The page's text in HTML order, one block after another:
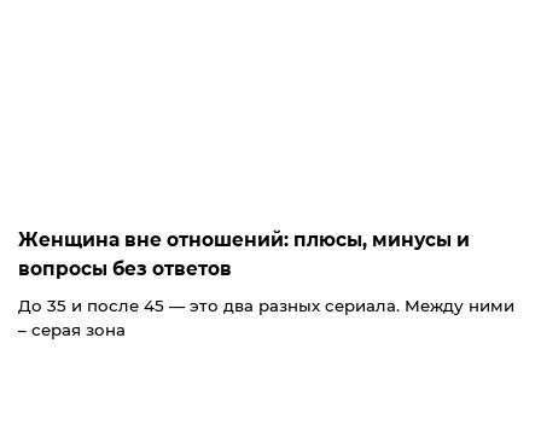
Женщина вне отношений: плюсы, минусы и
вопросы без ответов
До 35 и после 45 — это два разных сериала. Между ними
– серая зона